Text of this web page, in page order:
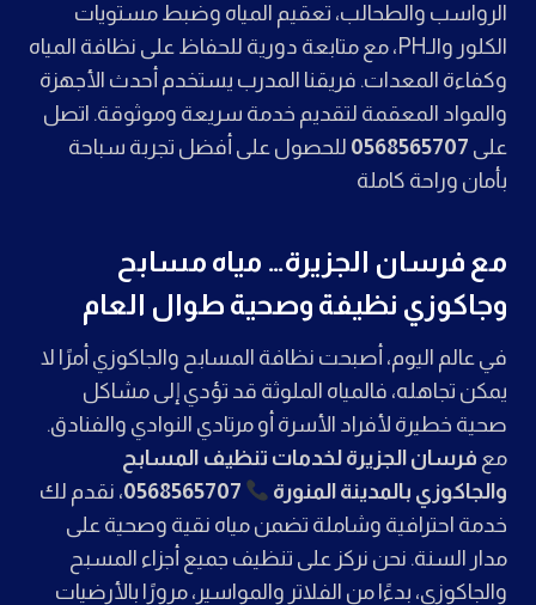
الرواسب والطحالب، تعقيم المياه وضبط مستويات
الكلور والـPH، مع متابعة دورية للحفاظ على نظافة المياه
وكفاءة المعدات. فريقنا المدرب يستخدم أحدث الأجهزة
والمواد المعقمة لتقديم خدمة سريعة وموثوقة. اتصل
على 0568565707 للحصول على أفضل تجربة سباحة
بأمان وراحة كاملة
مع فرسان الجزيرة… مياه مسابح
وجاكوزي نظيفة وصحية طوال العام
في عالم اليوم، أصبحت نظافة المسابح والجاكوزي أمرًا لا
يمكن تجاهله، فالمياه الملوثة قد تؤدي إلى مشاكل
صحية خطيرة لأفراد الأسرة أو مرتادي النوادي والفنادق.
مع فرسان الجزيرة لخدمات تنظيف المسابح
والجاكوزي بالمدينة المنورة
0568565707، نقدم لك
خدمة احترافية وشاملة تضمن مياه نقية وصحية على
مدار السنة. نحن نركز على تنظيف جميع أجزاء المسبح
والجاكوزي، بدءًا من الفلاتر والمواسير، مرورًا بالأرضيات